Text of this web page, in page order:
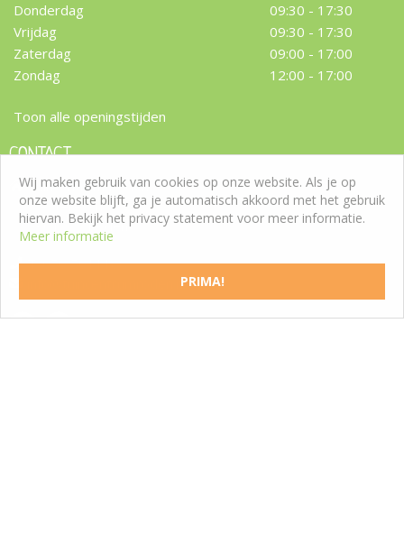
Donderdag
09:30 - 17:30
Vrijdag
09:30 - 17:30
Zaterdag
09:00 - 17:00
Zondag
12:00 - 17:00
Toon alle openingstijden
CONTACT
Tuincentrum Roden
Westeresch 7
9301 ZW Roden
T:050 5011188
info@tuincentrumroden.nlPRIMA!
Wij maken gebruik van cookies op onze website. Als je op
onze website blijft, ga je automatisch akkoord met het gebruik
hiervan. Bekijk het privacy statement voor meer informatie.
Meer informatie